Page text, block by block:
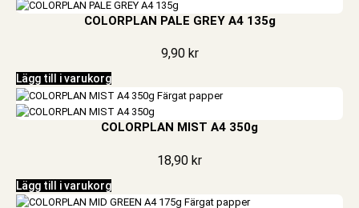
COLORPLAN PALE GREY A4 135g
9,90 kr
Lägg till i varukorg
COLORPLAN MIST A4 350g
18,90 kr
Lägg till i varukorg